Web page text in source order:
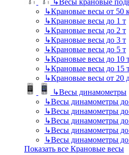
↳Крановые весы от 50
↳Крановые весы до 1 т
↳Крановые весы до 2 т
↳Крановые весы до 3 т
↳Крановые весы до 5 т
↳Крановые весы до 10
↳Крановые весы до 15
↳Крановые весы от 20
↳Весы динамометры
↳Весы динамометры до
↳Весы динамометры
↳Весы динамометры
↳Весы динамометры
↳Весы динамометры
Показать все Крановые весы